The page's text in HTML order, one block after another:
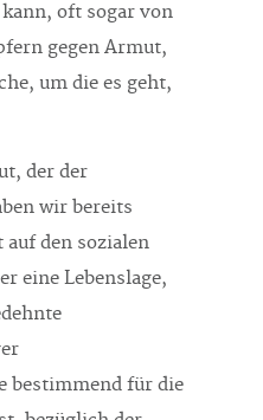
oft sogar von
gegen Armut,
um die es geht,
der der
wir bereits
den sozialen
eine Lebenslage,
bestimmend für die